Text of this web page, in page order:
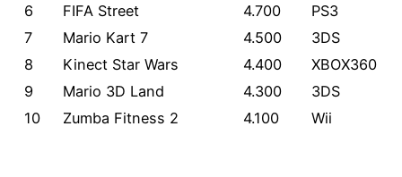
6
FIFA Street 4.700
PS3
7
Mario Kart 7 4.500
3DS
8
Kinect Star Wars 4.400
XBOX360
9
Mario 3D Land 4.300
3DS
10
Zumba Fitness 2 4.100 Wii